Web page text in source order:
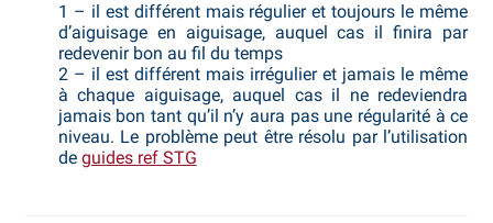
Politique de confidentialité
Politique en matière de remboursements et de retours
Questions / Réponses
1 – il est différent mais régulier et toujours le même
d’aiguisage en aiguisage, auquel cas il finira par
redevenir bon au fil du temps
2 – il est différent mais irrégulier et jamais le même
à chaque aiguisage, auquel cas il ne redeviendra
jamais bon tant qu’il n’y aura pas une régularité à ce
niveau. Le problème peut être résolu par l’utilisation
de guides ref STG